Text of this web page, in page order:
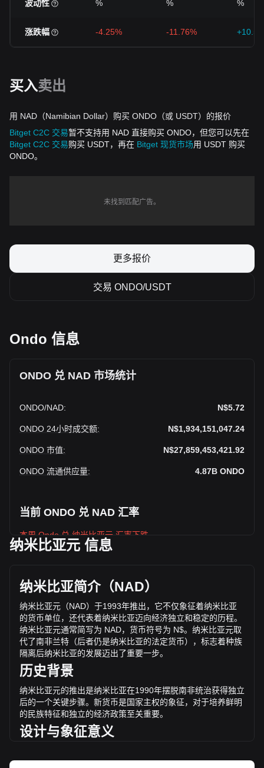
波动性 % % %
涨跌幅 -4.25% -11.76%
买入卖出
用 NAD（Namibian Dollar）购买 ONDO（或 USDT）的报价
Bitget C2C 交易暂不支持用 NAD 直接购买 ONDO，但您可以先在
Bitget C2C 交易购买 USDT，再在 Bitget 现货市场用 USDT 购买
ONDO。
未找到匹配广告。
更多报价
交易 ONDO/USDT
Ondo 信息
ONDO 兑 NAD 市场统计
ONDO/NAD: N$5.72
ONDO 24小时成交额: N$1,934,151,047.24
ONDO 市值: N$27,859,453,421.92
ONDO 流通供应量: 4.87B ONDO
当前 ONDO 兑 NAD 汇率
本周 Ondo 兑 纳米比亚元 汇率下跌
N$27,859,453,421.92 NAD 。 Ondo 的交易量在过去 24 小时
内变化了 +36.09% (N$512,904,969.51 NAD)。上一交易日，
ONDO 的交易量是 N$1,421,246,077.73。
通过 Bitget 了解更多 Ondo 相关信息
Ondo 价格
Ondo价格预测
Ondo收益计算器
纳米比亚元 信息
纳米比亚简介（NAD）
纳米比亚元（NAD）于1993年推出，它不仅象征着纳米比亚
的货币单位，还代表着纳米比亚迈向经济独立和稳定的历程。
纳米比亚元通常简写为 NAD，货币符号为 N$。纳米比亚元取
代了南非兰特（后者仍是纳米比亚的法定货币），标志着种族
隔离后纳米比亚的发展迈出了重要一步。
历史背景
纳米比亚元的推出是纳米比亚在1990年摆脱南非统治获得独立
后的一个关键步骤。新货币是国家主权的象征，对于培养鲜明
的民族特征和独立的经济政策至关重要。
设计与象征意义
历史。钞票上印有杰出的国家人物、本土野生动物和重要地